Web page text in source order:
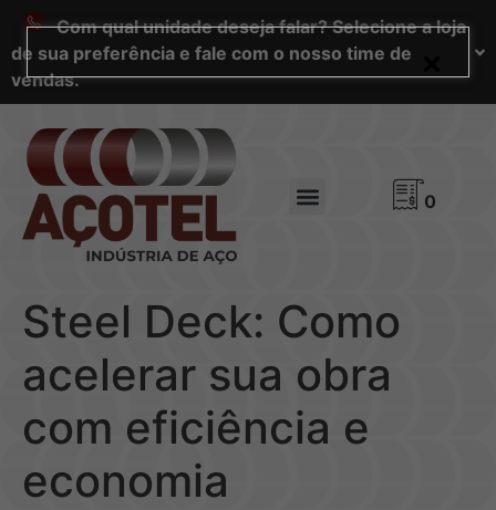
Com qual unidade deseja falar? Selecione a loja
de sua preferência e fale com o nosso time de
vendas.
0
Steel Deck: Como
acelerar sua obra
com eficiência e
economia